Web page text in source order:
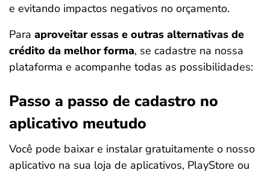
e evitando impactos negativos no orçamento.
Para aproveitar essas e outras alternativas de
crédito da melhor forma, se cadastre na nossa
plataforma e acompanhe todas as possibilidades:
Passo a passo de cadastro no
aplicativo meutudo
Você pode baixar e instalar gratuitamente o nosso
aplicativo na sua loja de aplicativos, PlayStore ou